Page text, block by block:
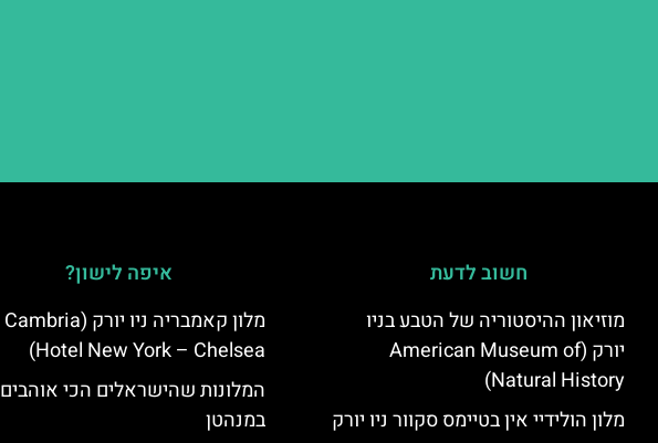
חשוב לדעת
מוזיאון ההיסטוריה של הטבע בניו
יורק (American Museum of
Natural History)
מלון הולידיי אין בטיימס סקוור ניו יורק
איפה לישון?
מלון קאמבריה ניו יורק (Cambria
Hotel New York – Chelsea)
המלונות שהישראלים הכי אוהבים
במנהטן